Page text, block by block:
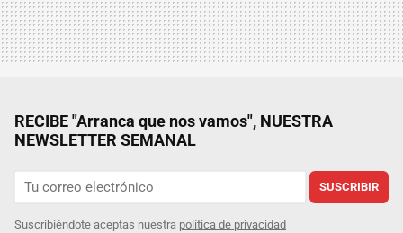
RECIBE "Arranca que nos vamos", NUESTRA
NEWSLETTER SEMANAL
SUSCRIBIR
Suscribiéndote aceptas nuestra política de privacidad